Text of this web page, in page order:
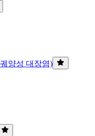
양성 대장염)